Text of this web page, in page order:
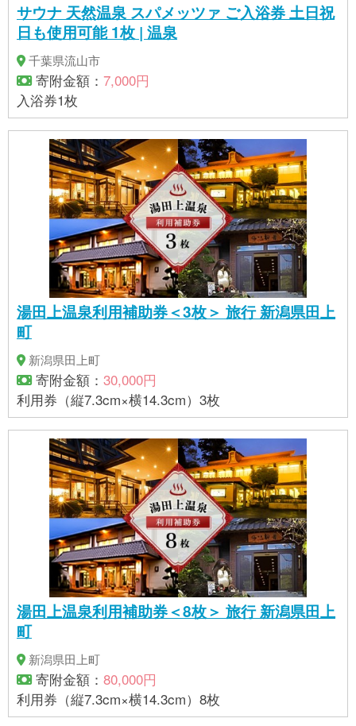
サウナ 天然温泉 スパメッツァ ご入浴券 土日祝
日も使用可能 1枚 | 温泉
千葉県流山市
寄附金額： 7,000円
入浴券1枚
湯田上温泉利用補助券＜3枚＞ 旅行 新潟県田上
町
新潟県田上町
寄附金額： 30,000円
利用券（縦7.3cm×横14.3cm）3枚
湯田上温泉利用補助券＜8枚＞ 旅行 新潟県田上
町
新潟県田上町
寄附金額： 80,000円
利用券（縦7.3cm×横14.3cm）8枚